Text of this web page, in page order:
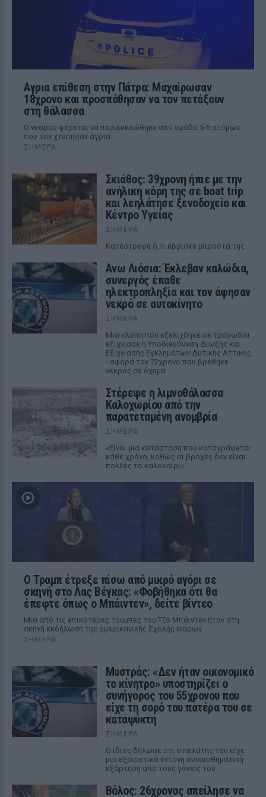
Αγρια επίθεση στην Πάτρα: Μαχαίρωσαν
18χρονο και προσπάθησαν να τον πετάξουν
στη θάλασσα
Ο νεαρός φέρεται να περικυκλώθηκε από ομάδα 5-6 ατόμων
που τον χτύπησαν άγρια
ΣΉΜΕΡΑ
Σκιάθος: 39χρονη ήπιε με την
ανήλικη κόρη της σε boat trip
και λεηλάτησε ξενοδοχείο και
Κέντρο Υγείας
ΣΉΜΕΡΑ
Κατέστρεφε ό,τι έβρισκε μπροστά της
Ανω Λιόσια: Έκλεβαν καλώδια,
συνεργός έπαθε
ηλεκτροπληξία και τον άφησαν
νεκρό σε αυτοκίνητο
ΣΉΜΕΡΑ
Μια κλοπή που εξελίχθηκε σε τραγωδία
εξιχνίασε η Υποδιεύθυνση Δίωξης και
Εξιχνίασης Εγκλημάτων Δυτικής Αττικής
- αφορά τον 72χρονο που βρέθηκε
νεκρός σε όχημα
Στέρεψε η λιμνοθάλασσα
Καλοχωρίου από την
παρατεταμένη ανομβρία
ΣΉΜΕΡΑ
«Είναι μια κατάσταση που καταγράφεται
κάθε χρόνο, καθώς οι βροχές δεν είναι
πολλές το καλοκαίρι»
Ο Τραμπ έτρεξε πίσω από μικρό αγόρι σε
σκηνή στο Λας Βέγκας: «Φοβήθηκα ότι θα
έπεφτε όπως ο Μπάιντεν», δείτε βίντεο
Μια από τις επικότερες τούμπες του Τζο Μπάιντεν ήταν στη
σκηνή εκδήλωση της αμερικανικής Σχολής Ικάρων
ΣΉΜΕΡΑ
Μυστράς: «Δεν ήταν οικονομικό
το κίνητρο» υποστηρίζει ο
συνήγορος του 55χρονου που
είχε τη σορό του πατέρα του σε
καταψύκτη
ΣΉΜΕΡΑ
Ο ίδιος δήλωσε ότι ο πελάτης του είχε
μια εξαιρετικά έντονη συναισθηματική
εξάρτηση από τους γονείς του
Βόλος: 26χρονος απείλησε να